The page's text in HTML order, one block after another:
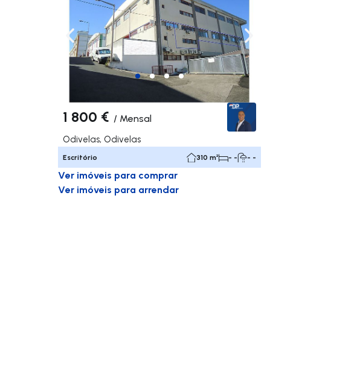
Navegação para a esquerda Navegação para a direita
1 800 € / Mensal
Odivelas, Odivelas
Escritório 310 m² - - - -
Ver imóveis para comprar
Ver imóveis para arrendar